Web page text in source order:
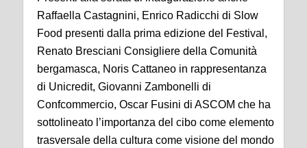
Raffaella Castagnini, Enrico Radicchi di Slow
Food presenti dalla prima edizione del Festival,
Renato Bresciani Consigliere della Comunità
bergamasca, Noris Cattaneo in rappresentanza
di Unicredit, Giovanni Zambonelli di
Confcommercio, Oscar Fusini di ASCOM che ha
sottolineato l’importanza del cibo come elemento
trasversale della cultura come visione del mondo